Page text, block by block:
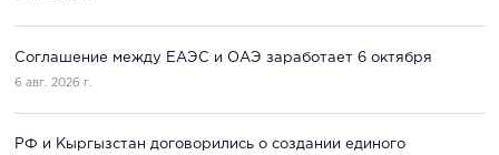
Соглашение между ЕАЭС и ОАЭ заработает 6 октября
6 авг. 2026 г.
РФ и Кыргызстан договорились о создании единого